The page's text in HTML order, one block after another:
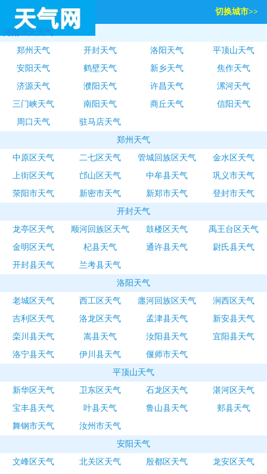
切换城市>>
河南30天天气
郑州天气
开封天气 洛阳天气
平顶山天气
安阳天气
鹤壁天气 新乡天气
焦作天气
济源天气
濮阳天气 许昌天气
漯河天气
三门峡天气
南阳天气 商丘天气
信阳天气
周口天气
驻马店天气
郑州天气
中原区天气
二七区天气 管城回族区天气
金水区天气
上街区天气
邙山区天气 中牟县天气
巩义市天气
荥阳市天气
新密市天气 新郑市天气
登封市天气
开封天气
龙亭区天气
顺河回族区天气 鼓楼区天气
禹王台区天气
金明区天气
杞县天气 通许县天气
尉氏县天气
开封县天气
兰考县天气
洛阳天气
老城区天气
西工区天气 廛河回族区天气
涧西区天气
吉利区天气
洛龙区天气 孟津县天气
新安县天气
栾川县天气
嵩县天气 汝阳县天气
宜阳县天气
洛宁县天气
伊川县天气
偃师市天气
平顶山天气
新华区天气
卫东区天气 石龙区天气
湛河区天气
宝丰县天气
叶县天气 鲁山县天气
郏县天气
舞钢市天气
汝州市天气
安阳天气
文峰区天气
北关区天气 殷都区天气
龙安区天气